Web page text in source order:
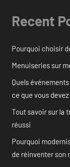
Recent
Pourquoi choisir
Menuiseries sur
Quels
ce que vous
Tout savoir sur la
réussi
Pourquoi
de réinventer son